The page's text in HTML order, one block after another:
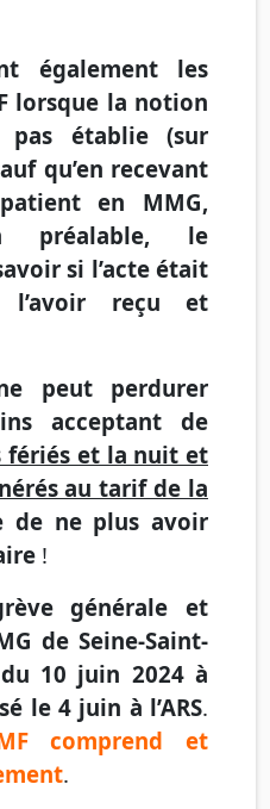
également les
lorsque la notion
pas établie (sur
qu’en recevant
en MMG,
préalable, le
si l’acte était
l’avoir reçu et
peut perdurer
acceptant de
et la nuit et
au tarif de la
de ne plus avoir
!
générale et
de Seine-Saint-
10 juin 2024 à
le 4 juin à l’ARS.
comprend et
.